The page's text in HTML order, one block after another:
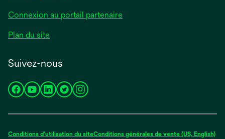
Connexion au portail partenaire
Plan du site
Suivez-nous
s’ouvre
nouvel
s’ouvre
nouvel
s’ouvre
nouvel
s’ouvre
nouvel
s’ouvre
nouvel
Conditions d’utilisation du siteConditions générales de vente (US, English)